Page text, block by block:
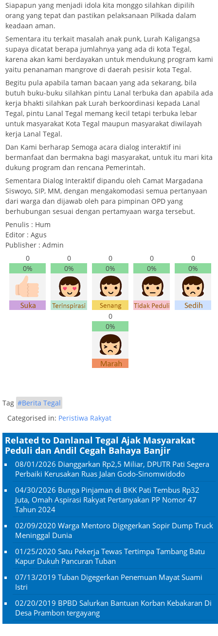
Siapapun yang menjadi idola kita monggo silahkan dipilih
orang yang tepat dan pastikan pelaksanaan Pilkada dalam
keadaan aman.
Sementara itu terkait masalah anak punk, Lurah Kaligangsa
supaya dicatat berapa jumlahnya yang ada di kota Tegal,
karena akan kami berdayakan untuk mendukung program kami
yaitu penanaman mangrove di daerah pesisir kota Tegal.
Begitu pula apabila taman bacaan yang ada sekarang, bila
butuh buku-buku silahkan pintu Lanal terbuka dan apabila ada
kerja bhakti silahkan pak Lurah berkoordinasi kepada Lanal
Tegal, pintu Lanal Tegal memang kecil tetapi terbuka lebar
untuk masyarakat Kota Tegal maupun masyarakat diwilayah
kerja Lanal Tegal.
Dan Kami berharap Semoga acara dialog interaktif ini
bermanfaat dan bermakna bagi masyarakat, untuk itu mari kita
dukung program dan rencana Pemerintah.
Sementara Dialog Interaktif dipandu oleh Camat Margadana
Siswoyo, SIP, MM, dengan mengakomodasi semua pertanyaan
dari warga dan dijawab oleh para pimpinan OPD yang
berhubungan sesuai dengan pertamyaan warga tersebut.
Penulis : Hum
Editor : Agus
Publisher : Admin
0
0%
0
0%
0
0%
0
0%
0
0%
0
0%
Tag #Berita Tegal
Categorised in: Peristiwa Rakyat
Related to Danlanal Tegal Ajak Masyarakat
Peduli dan Andil Cegah Bahaya Banjir
08/01/2026 Dianggarkan Rp2,5 Miliar, DPUTR Pati Segera
Perbaiki Kerusakan Ruas Jalan Godo-Sinomwidodo
04/30/2026 Bunga Pinjaman di BKK Pati Tembus Rp32
Juta, Omah Aspirasi Rakyat Pertanyakan PP Nomor 47
Tahun 2024
02/09/2020 Warga Mentoro Digegerkan Sopir Dump Truck
Meninggal Dunia
01/25/2020 Satu Pekerja Tewas Tertimpa Tambang Batu
Kapur Dukuh Pancuran Tuban
07/13/2019 Tuban Digegerkan Penemuan Mayat Suami
Istri
02/20/2019 BPBD Salurkan Bantuan Korban Kebakaran Di
Desa Prambon tergayang